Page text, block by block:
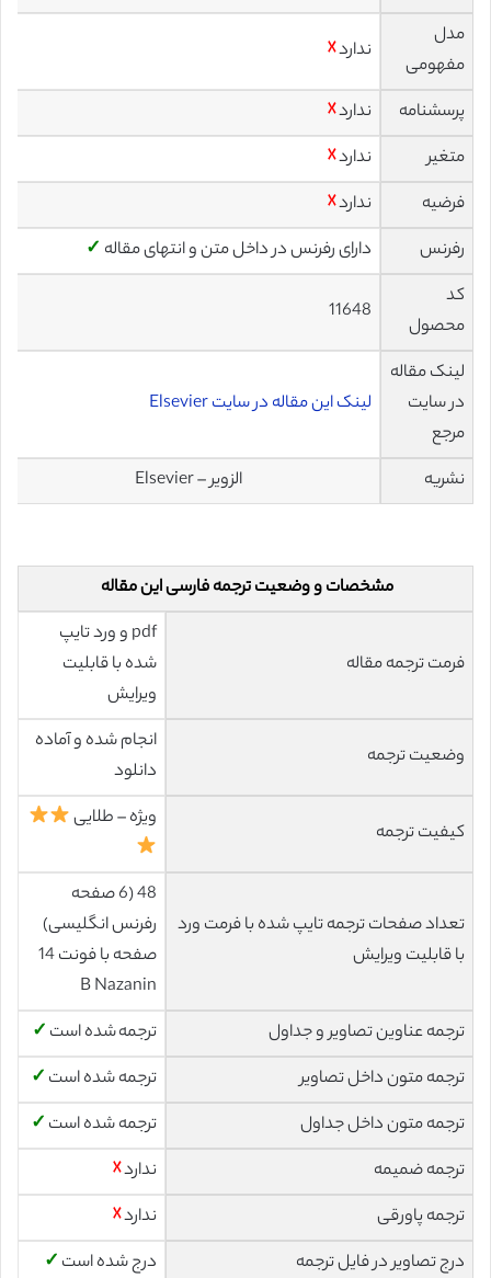
مدل
مفهومی
ندارد☓
پرسشنامه ندارد☓
متغیر
ندارد☓
فرضیه
ندارد☓
رفرنس
دارای رفرنس در داخل متن و انتهای مقاله ✓
کد
محصول
11648
لینک مقاله
در سایت
مرجع
لینک این مقاله در سایت Elsevier
نشریه الزویر – Elsevier
مشخصات و وضعیت ترجمه فارسی این مقاله
فرمت ترجمه مقاله
pdf و ورد تایپ
شده با قابلیت
ویرایش
وضعیت ترجمه
انجام شده و آماده
دانلود
کیفیت ترجمه
ویژه – طلایی
تعداد صفحات ترجمه تایپ شده با فرمت ورد
با قابلیت ویرایش
48 (6 صفحه
رفرنس انگلیسی)
صفحه با فونت 14
B Nazanin
ترجمه عناوین تصاویر و جداول
ترجمه شده است ✓
ترجمه متون داخل تصاویر
ترجمه شده است ✓
ترجمه متون داخل جداول
ترجمه شده است ✓
ترجمه ضمیمه
ندارد☓
ترجمه پاورقی
ندارد☓
درج تصاویر در فایل ترجمه
درج شده است ✓